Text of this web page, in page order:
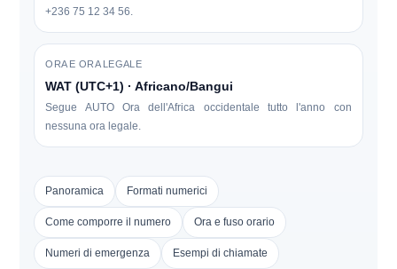
+236 75 12 34 56.
ORA E ORA LEGALE
WAT (UTC+1) · Africano/Bangui
Segue AUTOOra dell'Africa occidentale tutto l'anno con
nessuna ora legale.
Panoramica Formati numerici
Come comporre il numero Ora e fuso orario
Numeri di emergenza Esempi di chiamate